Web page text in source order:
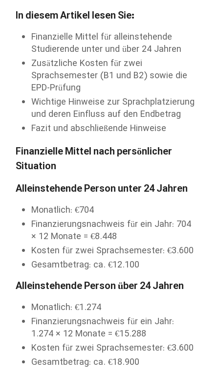
In diesem Artikel lesen Sie:
Finanzielle Mittel für alleinstehende
Studierende unter und über 24 Jahren
Zusätzliche Kosten für zwei
Sprachsemester (B1 und B2) sowie die
EPD-Prüfung
Wichtige Hinweise zur Sprachplatzierung
und deren Einfluss auf den Endbetrag
Fazit und abschließende Hinweise
Finanzielle Mittel nach persönlicher
Situation
Alleinstehende Person unter 24 Jahren
Monatlich: €704
Finanzierungsnachweis für ein Jahr: 704
× 12 Monate = €8.448
Kosten für zwei Sprachsemester: €3.600
Gesamtbetrag: ca. €12.100
Alleinstehende Person über 24 Jahren
Monatlich: €1.274
Finanzierungsnachweis für ein Jahr:
1.274 × 12 Monate = €15.288
Kosten für zwei Sprachsemester: €3.600
Gesamtbetrag: ca. €18.900